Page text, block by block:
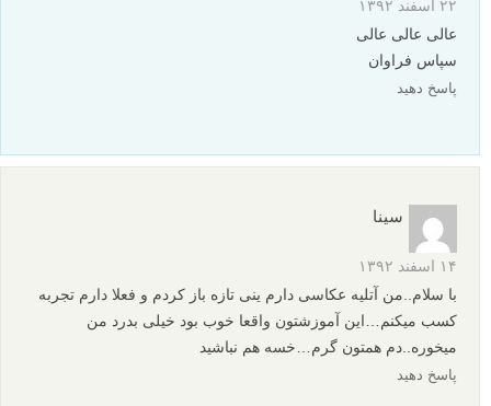
۲۲ اسفند ۱۳۹۲
عالی عالی عالی
سپاس فراوان
پاسخ دهید
سینا
۱۴ اسفند ۱۳۹۲
با سلام..من آتلیه عکاسی دارم ینی تازه باز کردم و فعلا دارم تجربه
کسب میکنم…این آموزشتون واقعا خوب بود خیلی بدرد من
میخوره..دم همتون گرم…خسه هم نباشید
پاسخ دهید